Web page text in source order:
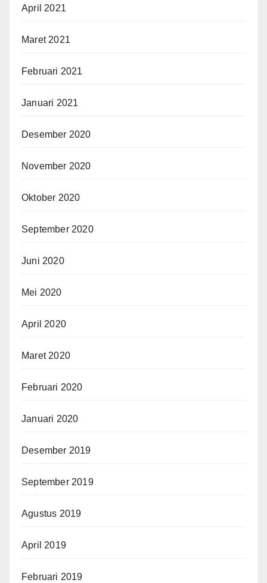
April 2021
Maret 2021
Februari 2021
Januari 2021
Desember 2020
November 2020
Oktober 2020
September 2020
Juni 2020
Mei 2020
April 2020
Maret 2020
Februari 2020
Januari 2020
Desember 2019
September 2019
Agustus 2019
April 2019
Februari 2019